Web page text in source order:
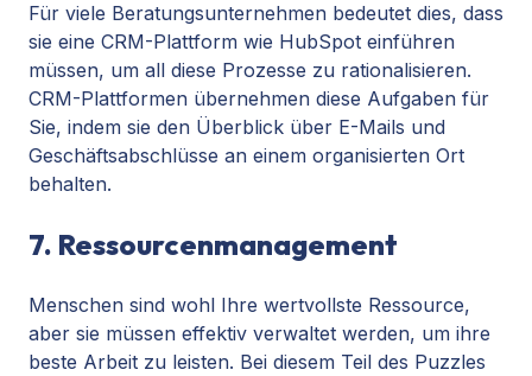
Für viele Beratungsunternehmen bedeutet dies, dass
sie eine CRM-Plattform wie HubSpot einführen
müssen, um all diese Prozesse zu rationalisieren.
CRM-Plattformen übernehmen diese Aufgaben für
Sie, indem sie den Überblick über E-Mails und
Geschäftsabschlüsse an einem organisierten Ort
behalten.
7. Ressourcenmanagement
Menschen sind wohl Ihre wertvollste Ressource,
aber sie müssen effektiv verwaltet werden, um ihre
beste Arbeit zu leisten. Bei diesem Teil des Puzzles